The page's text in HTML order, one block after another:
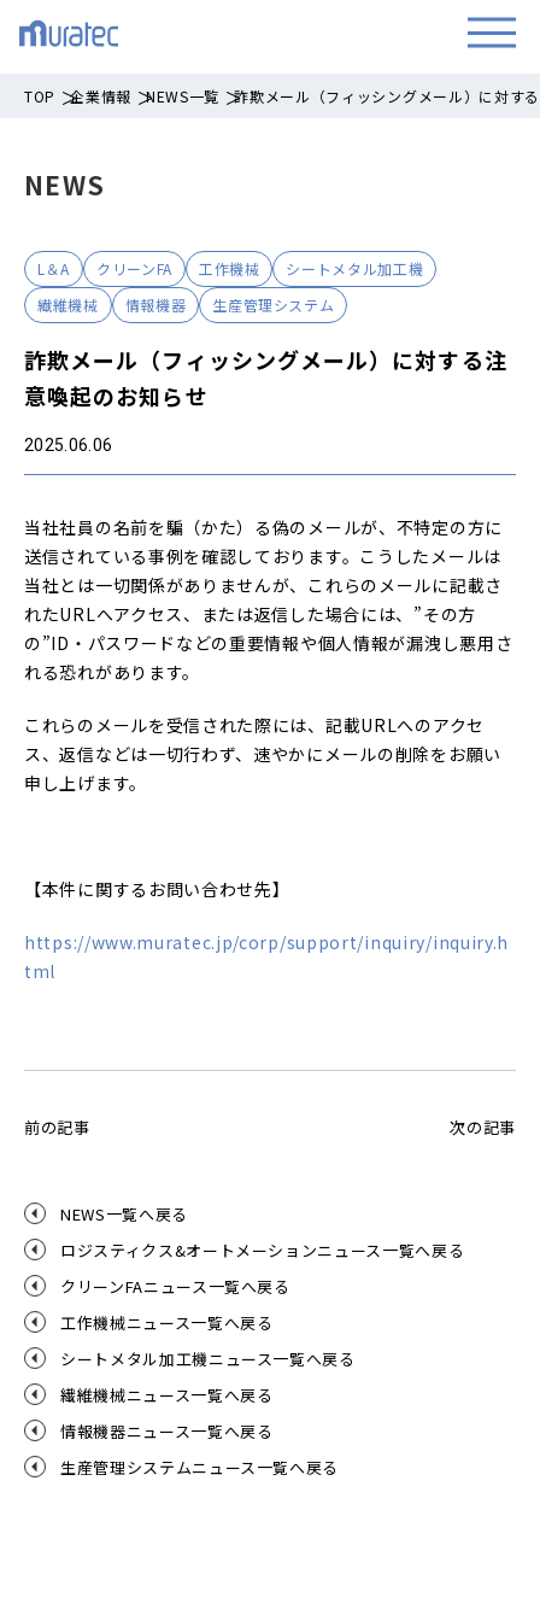
TOP 企業情報 NEWS一覧 詐欺メール（フィッシングメール）に対す
NEWS
L＆A クリーンFA 工作機械
シートメタル加工機
繊維機械
情報機器 生産管理システム
詐欺メール（フィッシングメール）に対する注
意喚起のお知らせ
2025.06.06
当社社員の名前を騙（かた）る偽のメールが、不特定の方に
送信されている事例を確認しております。こうしたメールは
当社とは一切関係がありませんが、これらのメールに記載さ
れたURLへアクセス、または返信した場合には、”その方
の”ID・パスワードなどの重要情報や個人情報が漏洩し悪用さ
れる恐れがあります。
これらのメールを受信された際には、記載URLへのアクセ
ス、返信などは一切行わず、速やかにメールの削除をお願い
申し上げます。
【本件に関するお問い合わせ先】
https://www.muratec.jp/corp/support/inquiry/inquiry.h
tml
前の記事 次の記事
NEWS一覧へ戻る
ロジスティクス&オートメーションニュース一覧へ戻る
クリーンFAニュース一覧へ戻る
工作機械ニュース一覧へ戻る
シートメタル加工機ニュース一覧へ戻る
繊維機械ニュース一覧へ戻る
情報機器ニュース一覧へ戻る
生産管理システムニュース一覧へ戻る